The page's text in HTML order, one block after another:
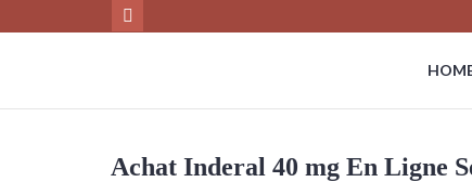
Achat Inderal 40 mg En Ligne